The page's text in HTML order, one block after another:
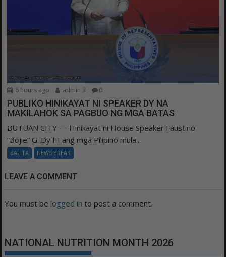
6 hours ago admin 3 0
PUBLIKO HINIKAYAT NI SPEAKER DY NA
MAKILAHOK SA PAGBUO NG MGA BATAS
BUTUAN CITY — Hinikayat ni House Speaker Faustino
“Bojie” G. Dy III ang mga Pilipino mula...
BALITA NEWS BREAK
LEAVE A COMMENT
You must be logged in to post a comment.
NATIONAL NUTRITION MONTH 2026